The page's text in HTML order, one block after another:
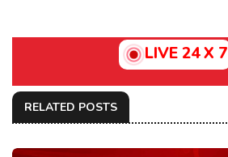
LIVE 24 X 7
RELATED POSTS